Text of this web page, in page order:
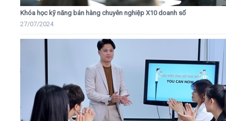
Khóa học kỹ năng bán hàng chuyên nghiệp X10 doanh số
27/07/2024